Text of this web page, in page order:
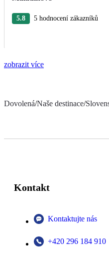
5.8 5 hodnocení zákazníků
zobrazit více
Dovolená/Naše destinace/
Kontakt
Kontaktujte nás
+420 296 184 910